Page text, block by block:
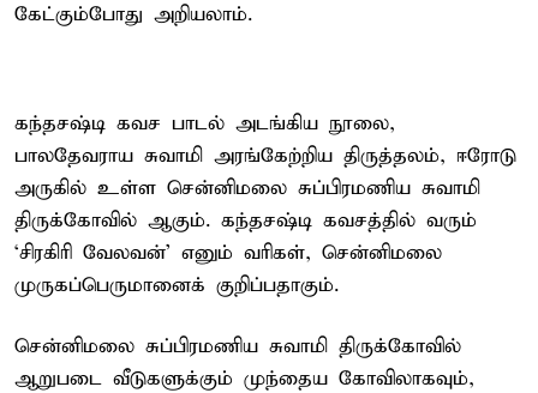
கேட்கும்போது அறியலாம்.
கந்தசஷ்டி கவச பாடல் அடங்கிய நூலை,
பாலதேவராய சுவாமி அரங்கேற்றிய திருத்தலம், ஈரோடு
அருகில் உள்ள சென்னிமலை சுப்பிரமணிய சுவாமி
திருக்கோவில் ஆகும். கந்தசஷ்டி கவசத்தில் வரும்
`சிரகிரி வேலவன்' எனும் வரிகள், சென்னிமலை
முருகப்பெருமானைக் குறிப்பதாகும்.
சென்னிமலை சுப்பிரமணிய சுவாமி திருக்கோவில்
ஆறுபடை வீடுகளுக்கும் முந்தைய கோவிலாகவும்,